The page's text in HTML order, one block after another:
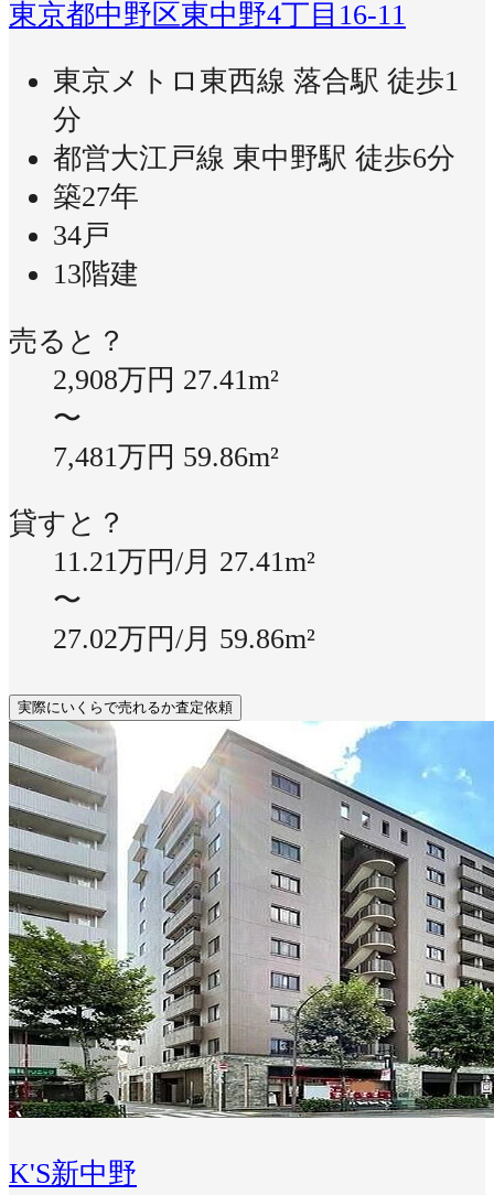
東京都中野区東中野4丁目16-11
東京メトロ東西線 落合駅 徒歩1
分
都営大江戸線 東中野駅 徒歩6分
築27年
34戸
13階建
売ると？
2,908万円 27.41m²
〜
7,481万円 59.86m²
貸すと？
11.21万円/月 27.41m²
〜
27.02万円/月 59.86m²
実際にいくらで売れるか査定依頼
K'S新中野